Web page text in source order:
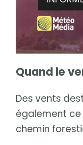
Quand le
Des vents
également ce
chemin